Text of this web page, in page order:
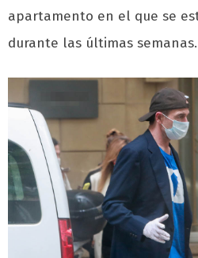
apartamento en el que se
durante las últimas semanas.